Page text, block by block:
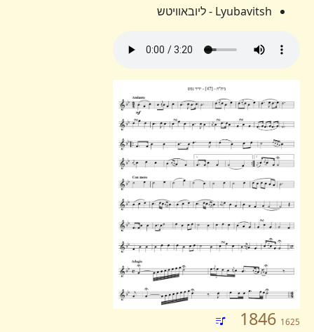
Lyubavitsh - ליובאוויטש
1846 1625